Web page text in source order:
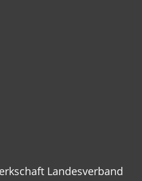
Landesverband